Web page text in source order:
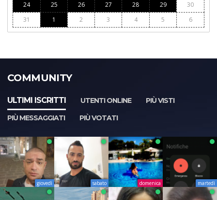
24
25 26 27 28 29
30
31
1 2 3 4 5 6
COMMUNITY
ULTIMI ISCRITTI UTENTI ONLINE
PIÙ VISTI
PIÙ MESSAGGIATI
PIÙ VOTATI
giovedì sabato domenica martedì